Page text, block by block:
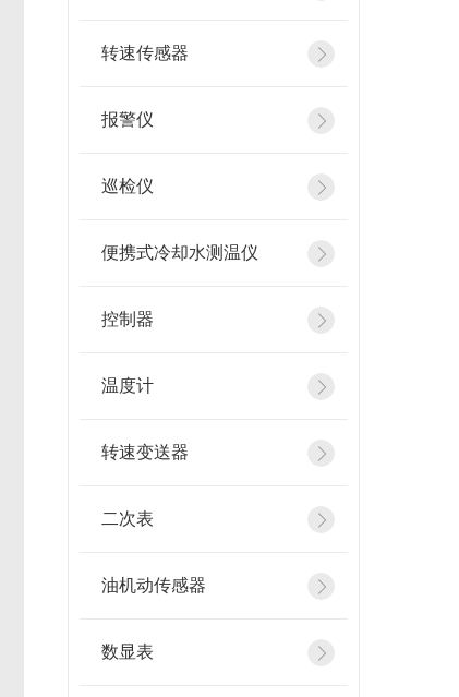
转速传感器
报警仪
巡检仪
便携式冷却水测温仪
控制器
温度计
转速变送器
二次表
油机动传感器
数显表